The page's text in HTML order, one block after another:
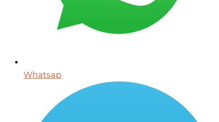
Whatsap